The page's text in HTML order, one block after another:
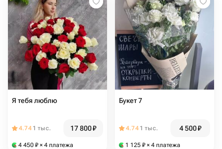
Я тебя люблю
4.74 1 тыс. 17 800₽
4 450 ₽ × 4 платежа
Букет 7
4.74 1 тыс. 4 500₽
1 125 ₽ × 4 платежа